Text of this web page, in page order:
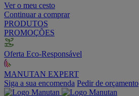
Ver o meu cesto
Continuar a comprar
PRODUTOS
PROMOÇÕES
Oferta Eco-Responsável
MANUTAN EXPERT
Siga a sua encomenda Pedir de orçamento